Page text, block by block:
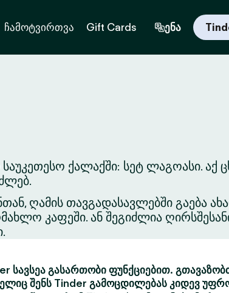
ჩამოტვირთვა Gift Cards ენა
ქალაქში: სეტ ლაგოასი.
ღამის თავგადასავლებში გაება
კაფეში. ან შეგიძლია
სავსეა გასართობი ფუნქციებით.
შენს Tinder გამოცდილებას კიდევ უფრო